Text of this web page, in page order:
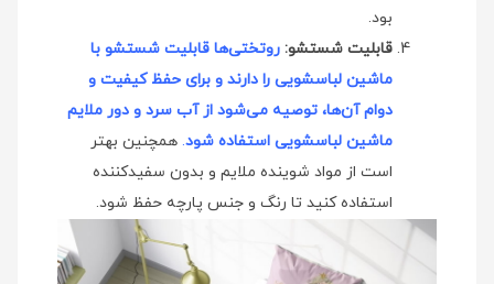
بود.
قابلیت شستشو: روتختی‌ها قابلیت شستشو با
ماشین لباسشویی را دارند و برای حفظ کیفیت و
دوام آن‌ها، توصیه می‌شود از آب سرد و دور ملایم
ماشین لباسشویی استفاده شود. همچنین بهتر
است از مواد شوینده ملایم و بدون سفیدکننده
استفاده کنید تا رنگ و جنس پارچه حفظ شود.